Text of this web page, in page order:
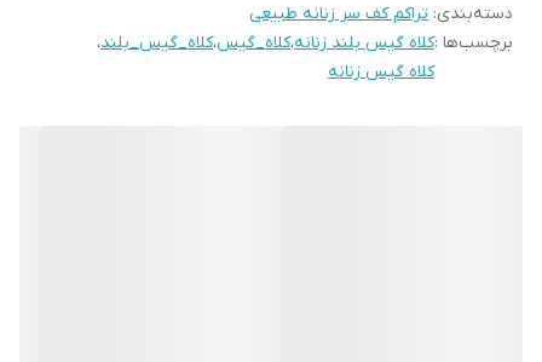
دسته‌بندی: تراکم کف سر زنانه طبیعی
برچسب‌ها :کلاه گیس بلند زنانه،کلاه_گیس،کلاه_گیس_بلند،
کلاه گیس زنانه